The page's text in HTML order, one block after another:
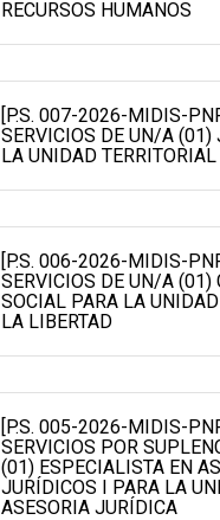
RECURSOS HUMANOS
[P.S. 007-2026-MIDIS-
SERVICIOS DE UN/A (01)
LA UNIDAD
[P.S. 006-2026-MIDIS-
SERVICIOS DE UN/A (01)
SOCIAL PARA LA
LA LIBERTAD
[P.S. 005-2026-MIDIS-
SERVICIOS POR
(01) ESPECIALISTA EN
JURÍDICOS I PARA LA
ASESORIA JURÍDICA